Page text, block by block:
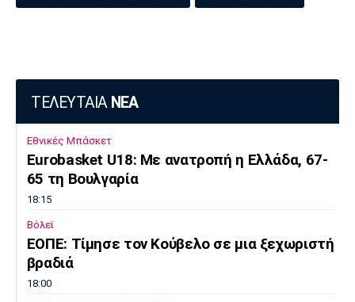
ΤΕΛΕΥΤΑΙΑ ΝΕΑ
Εθνικές Μπάσκετ
Eurobasket U18: Με ανατροπή η Ελλάδα, 67-
65 τη Βουλγαρία
18:15
Βόλεϊ
ΕΟΠΕ: Τίμησε τον Κούβελο σε μια ξεχωριστή
βραδιά
18:00